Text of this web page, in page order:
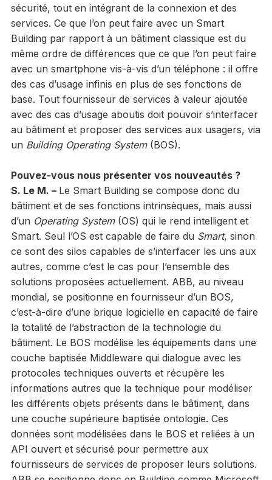
sécurité, tout en intégrant de la connexion et des
services. Ce que l’on peut faire avec un Smart
Building par rapport à un bâtiment classique est du
même ordre de différences que ce que l’on peut faire
avec un smartphone vis-à-vis d’un téléphone : il offre
des cas d’usage infinis en plus de ses fonctions de
base. Tout fournisseur de services à valeur ajoutée
avec des cas d’usage aboutis doit pouvoir s’interfacer
au bâtiment et proposer des services aux usagers, via
un Building Operating System (BOS).
Pouvez-vous nous présenter vos nouveautés ?
S. Le M. – Le Smart Building se compose donc du
bâtiment et de ses fonctions intrinsèques, mais aussi
d’un Operating System(OS) qui le rend intelligent et
Smart. Seul l’OS est capable de faire du Smart, sinon
ce sont des silos capables de s’interfacer les uns aux
autres, comme c’est le cas pour l’ensemble des
solutions proposées actuellement. ABB, au niveau
mondial, se positionne en fournisseur d’un BOS,
c’est-à-dire d’une brique logicielle en capacité de faire
la totalité de l’abstraction de la technologie du
bâtiment. Le BOS modélise les équipements dans une
couche baptisée Middleware qui dialogue avec les
protocoles techniques ouverts et récupère les
informations autres que la technique pour modéliser
les différents objets présents dans le bâtiment, dans
une couche supérieure baptisée ontologie. Ces
données sont modélisées dans le BOS et reliées à un
API ouvert et sécurisé pour permettre aux
fournisseurs de services de proposer leurs solutions.